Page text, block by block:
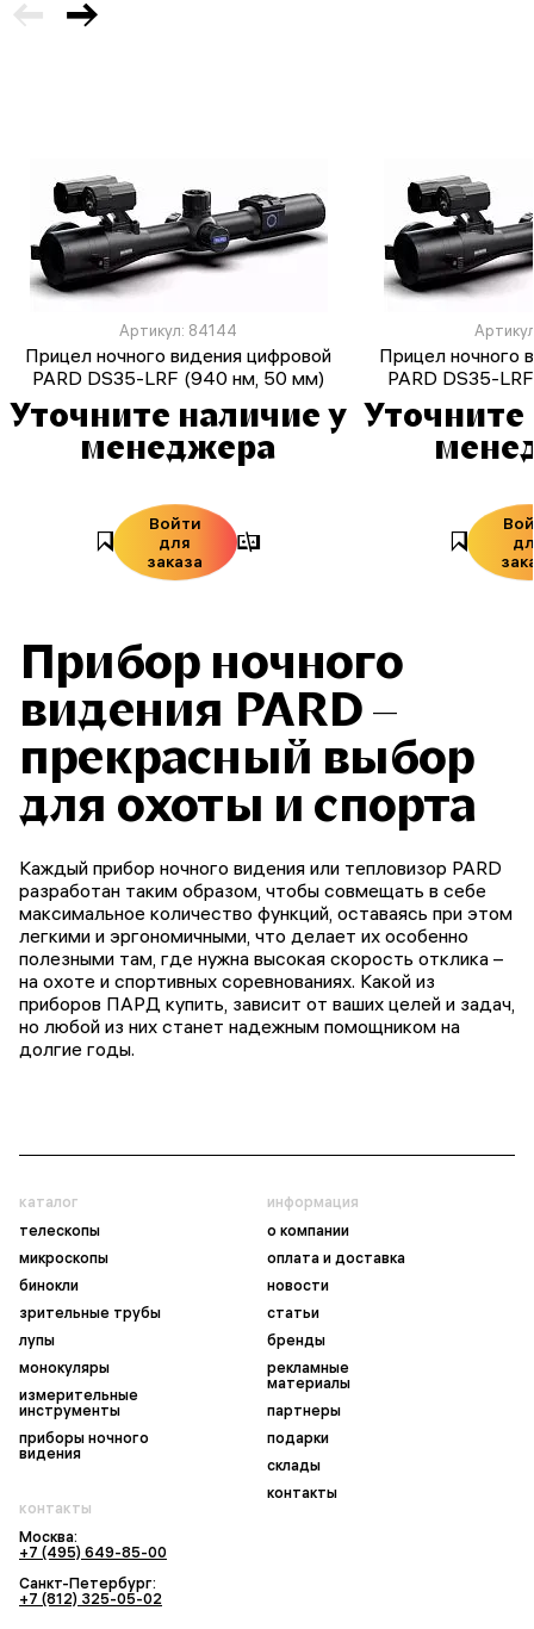
Артикул: 84144
Прицел ночного видения цифровой
PARD DS35-LRF (940 нм, 50 мм)
Уточните наличие у
менеджера
Войти
для
заказа
Прицел ночного
PARD DS35-
Уточните
Прибор ночного
видения PARD –
прекрасный выбор
для охоты и спорта
Каждый прибор ночного видения или тепловизор PARD
разработан таким образом, чтобы совмещать в себе
максимальное количество функций, оставаясь при этом
легкими и эргономичными, что делает их особенно
полезными там, где нужна высокая скорость отклика –
на охоте и спортивных соревнованиях. Какой из
приборов ПАРД купить, зависит от ваших целей и задач,
но любой из них станет надежным помощником на
долгие годы.
каталог
телескопы
микроскопы
бинокли
зрительные трубы
лупы
монокуляры
измерительные
инструменты
приборы ночного
видения
информация
о компании
оплата и доставка
новости
статьи
бренды
рекламные
материалы
партнеры
подарки
склады
контакты
контакты
Москва:
+7 (495) 649-85-00
Санкт-Петербург:
+7 (812) 325-05-02